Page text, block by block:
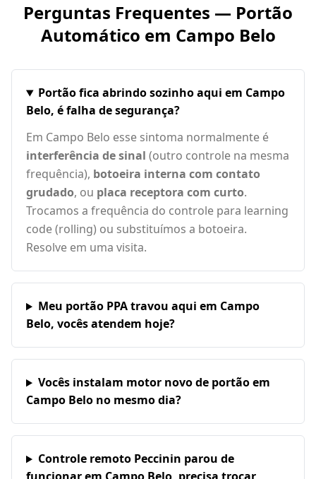
Perguntas Frequentes — Portão
Automático em Campo Belo
Portão fica abrindo sozinho aqui em Campo
Belo, é falha de segurança?
Em Campo Belo esse sintoma normalmente é
interferência de sinal (outro controle na mesma
frequência), botoeira interna com contato
grudado, ou placa receptora com curto.
Trocamos a frequência do controle para learning
code (rolling) ou substituímos a botoeira.
Resolve em uma visita.
Meu portão PPA travou aqui em Campo
Belo, vocês atendem hoje?
Vocês instalam motor novo de portão em
Campo Belo no mesmo dia?
Controle remoto Peccinin parou de